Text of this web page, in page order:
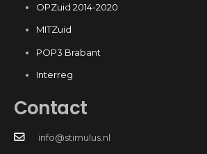
OPZuid 2014-2020
MITZuid
POP3 Brabant
Interreg
Contact
info@stimulus.nl